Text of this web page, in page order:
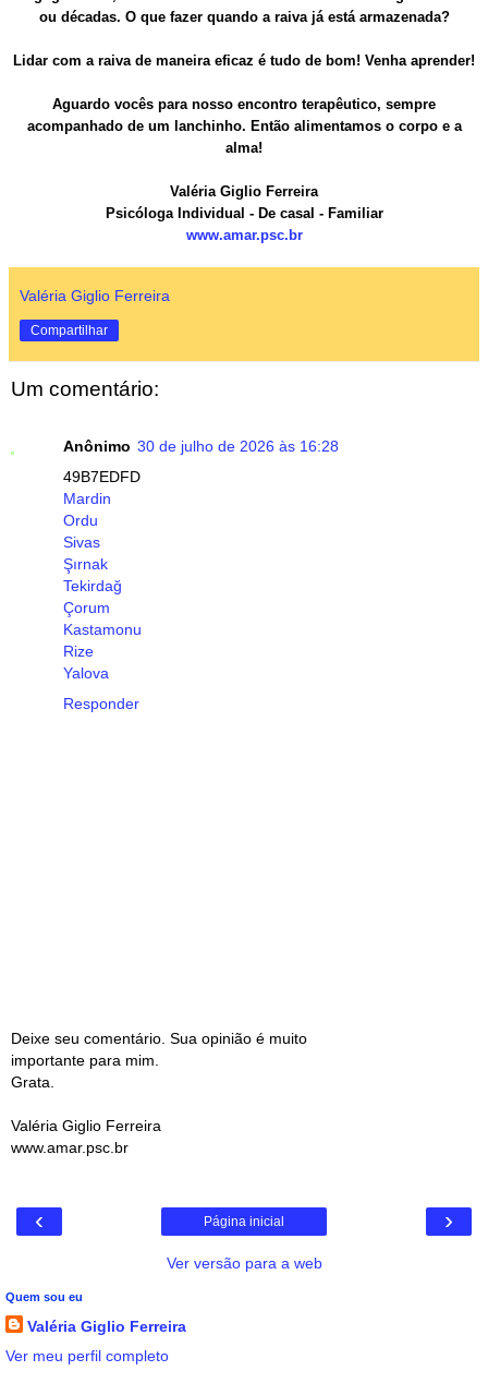
ou décadas. O que fazer quando a raiva já está armazenada?
Lidar com a raiva de maneira eficaz é tudo de bom! Venha aprender!
Aguardo vocês para nosso encontro terapêutico, sempre
acompanhado de um lanchinho. Então alimentamos o corpo e a
alma!
Valéria Giglio Ferreira
Psicóloga Individual - De casal - Familiar
www.amar.psc.br
Valéria Giglio Ferreira
Compartilhar
Um comentário:
Anônimo 30 de julho de 2026 às 16:28
49B7EDFD
Mardin
Ordu
Sivas
Şırnak
Tekirdağ
Çorum
Kastamonu
Rize
Yalova
Responder
Deixe seu comentário. Sua opinião é muito
importante para mim.
Grata.
Valéria Giglio Ferreira
www.amar.psc.br
‹ ›
Página inicial
Ver versão para a web
Quem sou eu
Valéria Giglio Ferreira
Ver meu perfil completo